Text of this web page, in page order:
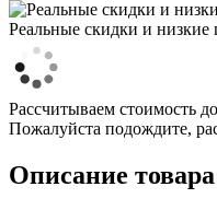
Реальные скидки и низкие
Рассчитываем стоимость
Пожалуйста подождите,
Описание товара